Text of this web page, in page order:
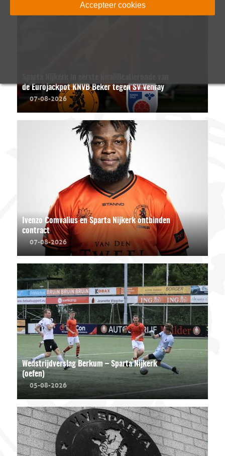
de Eurojackpot KNVB Beker tegen SV Venray
07-08-2026
Ivenzo Comvalius en Sparta Nijkerk ontbinden
contract
07-08-2026
Wedstrijdverslag Berkum – Sparta Nijkerk
(oefen)
05-08-2026
Accepteer cookies